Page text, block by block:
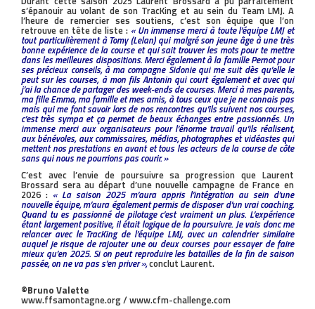
s’épanouir au volant de son TracKing et au sein du Team LMJ. A
l’heure de remercier ses soutiens, c’est son équipe que l’on
retrouve en tête de liste : « Un immense merci à toute l’équipe LMJ et
tout particulièrement à Tomy (Lelan) qui malgré son jeune âge à une très
bonne expérience de la course et qui sait trouver les mots pour te mettre
dans les meilleures dispositions. Merci également à la famille Pernot pour
ses précieux conseils, à ma compagne Sidonie qui me suit dès qu’elle le
peut sur les courses, à mon fils Antonin qui court également et avec qui
j’ai la chance de partager des week-ends de courses. Merci à mes parents,
ma fille Emma, ma famille et mes amis, à tous ceux que je ne connais pas
mais qui me font savoir lors de nos rencontres qu’ils suivent nos courses,
c’est très sympa et ça permet de beaux échanges entre passionnés. Un
immense merci aux organisateurs pour l’énorme travail qu’ils réalisent,
aux bénévoles, aux commissaires, médias, photographes et vidéastes qui
mettent nos prestations en avant et tous les acteurs de la course de côte
sans qui nous ne pourrions pas courir. »
C’est avec l’envie de poursuivre sa progression que Laurent
Brossard sera au départ d’une nouvelle campagne de France en
2026 : « La saison 2025 m’aura appris l’intégration au sein d’une
nouvelle équipe, m’aura également permis de disposer d’un vrai coaching.
Quand tu es passionné de pilotage c’est vraiment un plus. L’expérience
étant largement positive, il était logique de la poursuivre. Je vais donc me
relancer avec le TracKing de l’équipe LMJ, avec un calendrier similaire
auquel je risque de rajouter une ou deux courses pour essayer de faire
mieux qu’en 2025. Si on peut reproduire les batailles de la fin de saison
passée, on ne va pas s’en priver »,conclut Laurent.
©Bruno Valette
www.ffsamontagne.org / www.cfm-challenge.com